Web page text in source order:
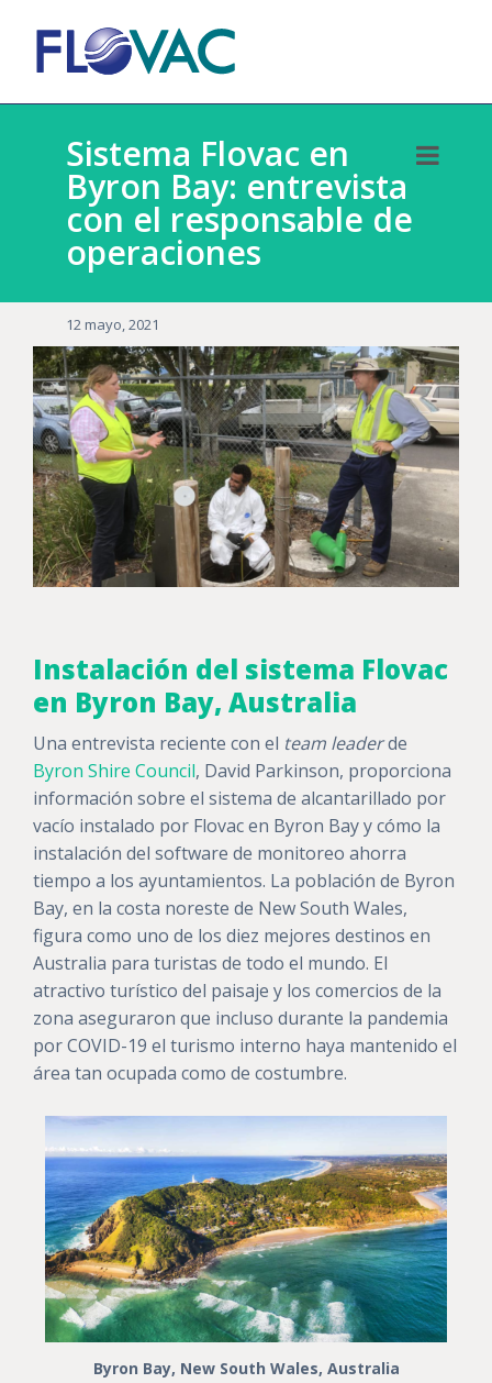
Sistema Flovac en
Byron Bay: entrevista
con el responsable de
operaciones
12 mayo, 2021
Instalación del sistema Flovac
en Byron Bay, Australia
Una entrevista reciente con el team leaderde
Byron Shire Council, David Parkinson, proporciona
información sobre el sistema de alcantarillado por
vacío instalado por Flovac en Byron Bay y cómo la
instalación del software de monitoreo ahorra
tiempo a los ayuntamientos. La población de Byron
Bay, en la costa noreste de New South Wales,
figura como uno de los diez mejores destinos en
Australia para turistas de todo el mundo. El
atractivo turístico del paisaje y los comercios de la
zona aseguraron que incluso durante la pandemia
por COVID-19 el turismo interno haya mantenido el
área tan ocupada como de costumbre.
Byron Bay, New South Wales, Australia